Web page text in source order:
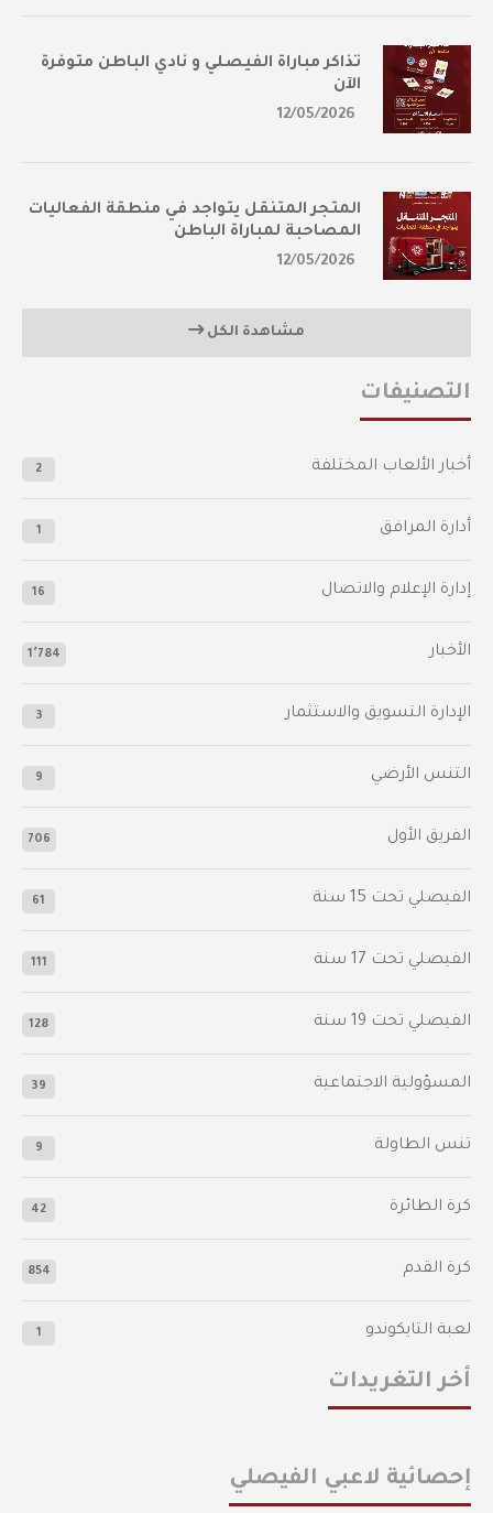
تذاكر مباراة الفيصلي و نادي الباطن متوفرة
الآن
12/05/2026
المتجر المتنقل يتواجد في منطقة الفعاليات
المصاحبة لمباراة الباطن
12/05/2026
مشاهدة الكل
التصنيفات
أخبار الألعاب المختلفة 2
أدارة المرافق 1
إدارة الإعلام والاتصال 16
الأخبار 1٬784
الإدارة التسويق والاستثمار 3
التنس الأرضي 9
الفريق الأول 706
الفيصلي‬⁩ تحت 15 سنة 61
‫الفيصلي‬⁩ تحت 17 سنة 111
الفيصلي‬⁩ تحت 19 سنة 128
المسؤولية الاجتماعية 39
تنس الطاولة 9
كرة الطائرة 42
كرة القدم 854
لعبة التايكوندو 1
أخر التغريدات
إحصائية لاعبي الفيصلي